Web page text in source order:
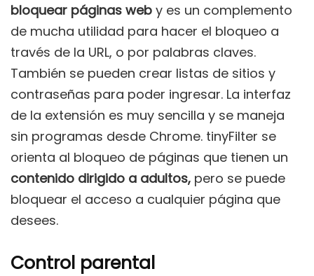
bloquear páginas web y es un complemento
de mucha utilidad para hacer el bloqueo a
través de la URL, o por palabras claves.
También se pueden crear listas de sitios y
contraseñas para poder ingresar. La interfaz
de la extensión es muy sencilla y se maneja
sin programas desde Chrome. tinyFilter se
orienta al bloqueo de páginas que tienen un
contenido dirigido a adultos, pero se puede
bloquear el acceso a cualquier página que
desees.
Control parental